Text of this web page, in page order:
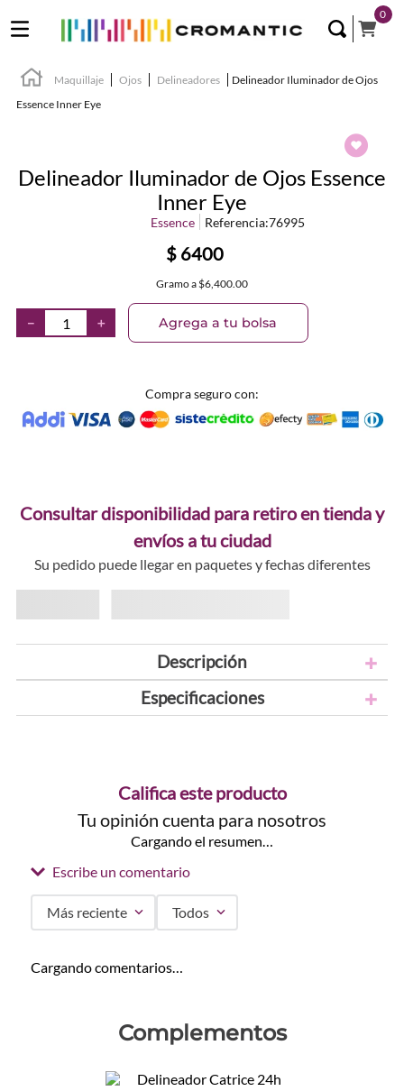
0
Maquillaje Ojos Delineadores
Delineador Iluminador de Ojos
Essence Inner Eye
Delineador Iluminador de Ojos Essence
Inner Eye
Essence Referencia:76995
$ 6400
Gramoa $6,400.00
＋
－ Agrega a tu bolsa
Compra seguro con:
Consultar disponibilidad para retiro en tienda y
envíos a tu ciudad
Su pedido puede llegar en paquetes y fechas diferentes
Descripción
Especificaciones
Califica este producto
Tu opinión cuenta para nosotros
Cargando el resumen…
Escribe un comentario
Más reciente Todos
Cargando comentarios…
Complementos